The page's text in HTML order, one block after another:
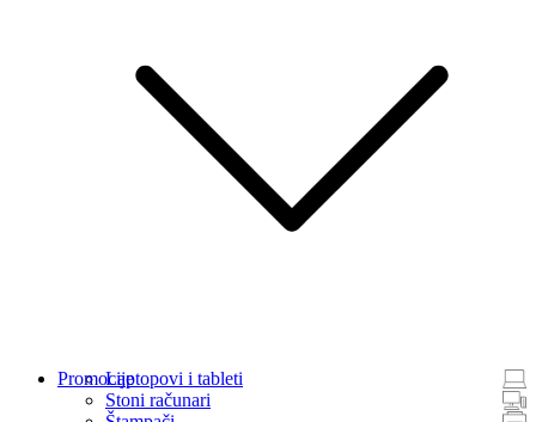
Laptopovi i tableti
Stoni računari
Promocije